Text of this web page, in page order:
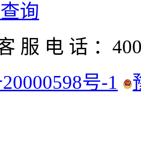
询
服 电 话 ：
号-1